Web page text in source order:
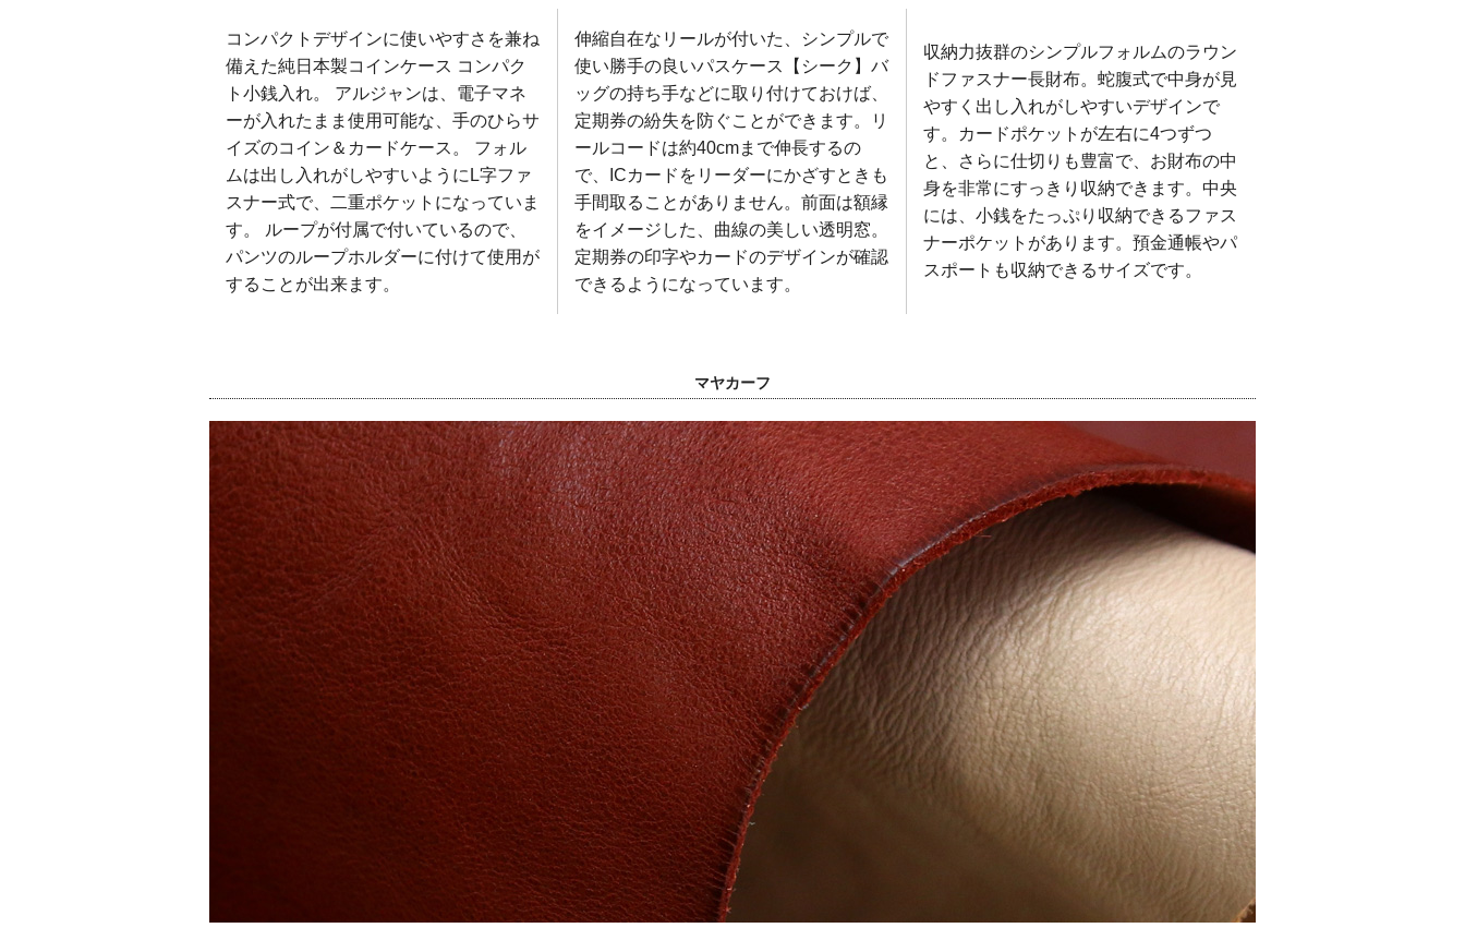
コンパクトデザインに使いやすさを兼ね
備えた純日本製コインケース コンパク
ト小銭入れ。 アルジャンは、電子マネ
ーが入れたまま使用可能な、手のひらサ
イズのコイン＆カードケース。 フォル
ムは出し入れがしやすいようにL字ファ
スナー式で、二重ポケットになっていま
す。 ループが付属で付いているので、
パンツのループホルダーに付けて使用が
することが出来ます。
伸縮自在なリールが付いた、シンプルで
使い勝手の良いパスケース【シーク】バ
ッグの持ち手などに取り付けておけば、
定期券の紛失を防ぐことができます。リ
ールコードは約40cmまで伸長するの
で、ICカードをリーダーにかざすときも
手間取ることがありません。前面は額縁
をイメージした、曲線の美しい透明窓。
定期券の印字やカードのデザインが確認
できるようになっています。
収納力抜群のシンプルフォルムのラウン
ドファスナー長財布。蛇腹式で中身が見
やすく出し入れがしやすいデザインで
す。カードポケットが左右に4つずつ
と、さらに仕切りも豊富で、お財布の中
身を非常にすっきり収納できます。中央
には、小銭をたっぷり収納できるファス
ナーポケットがあります。預金通帳やパ
スポートも収納できるサイズです。
マヤカーフ